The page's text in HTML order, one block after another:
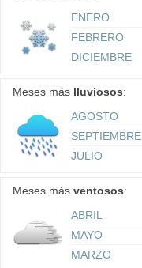
ENERO
FEBRERO
DICIEMBRE
Meses más lluviosos:
AGOSTO
SEPTIEMBRE
JULIO
Meses más ventosos:
ABRIL
MAYO
MARZO